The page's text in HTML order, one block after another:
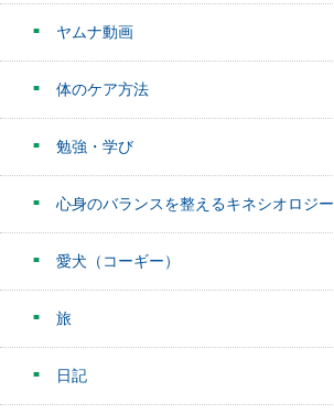
ヤムナ動画
体のケア方法
勉強・学び
心身のバランスを整えるキネシオロジー
愛犬（コーギー）
旅
日記